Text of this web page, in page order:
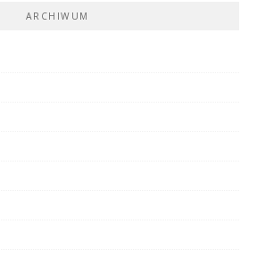
ARCHIWUM